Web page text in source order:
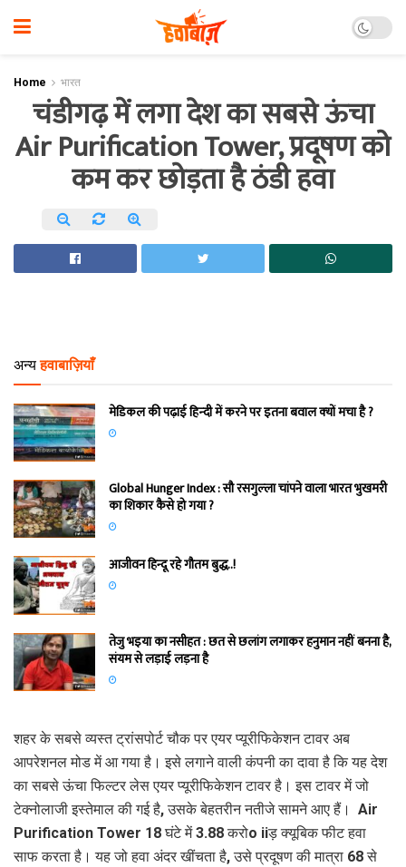
Home भारत
चंडीगढ़ में लगा देश का सबसे ऊंचा
Air Purification Tower, प्रदूषण को
कम कर छोड़ता है ठंडी हवा
अन्य हवाबाज़ियाँ
मेडिकल की पढ़ाई हिन्‍दी में करने पर इतना बवाल क्‍यों मचा है ?
Global Hunger Index : सौ रसगुल्‍ला चांपने वाला भारत भुखमरी
का शिकार कैसे हो गया ?
आजीवन हिन्दू रहे गौतम बुद्ध..!
तेजु भइया का नसीहत : छत से छलांग लगाकर हनुमान नहीं बनना है,
संयम से लड़ाई लड़ना है
शहर के सबसे व्यस्त ट्रांसपोर्ट चौक पर एयर प्यूरीफिकेशन टावर अब
आपरेशनल मोड में आ गया है। इसे लगाने वाली कंपनी का दावा है कि यह देश
का सबसे ऊंचा फिल्टर लेस एयर प्यूरीफिकेशन टावर है। इस टावर में जो
टेक्नोलाजी इस्तेमाल की गई है, उसके बेहतरीन नतीजे सामने आए हैं। Air
Purification Tower 18 घंटे में 3.88 करोo iiड़ क्यूबिक फीट हवा
साफ करता है। यह जो हवा अंदर खींचता है, उसे प्रदूषण की मात्रा 68 से